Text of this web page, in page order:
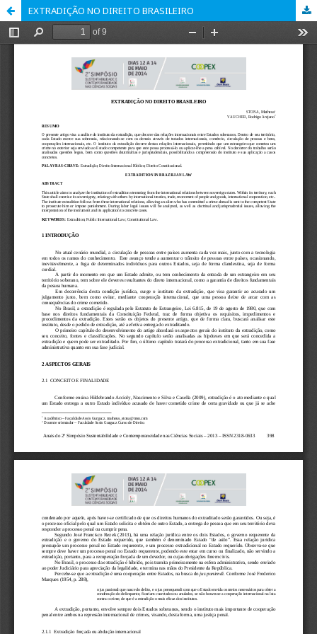
EXTRADIÇÃO NO DIREITO BRASILEIRO